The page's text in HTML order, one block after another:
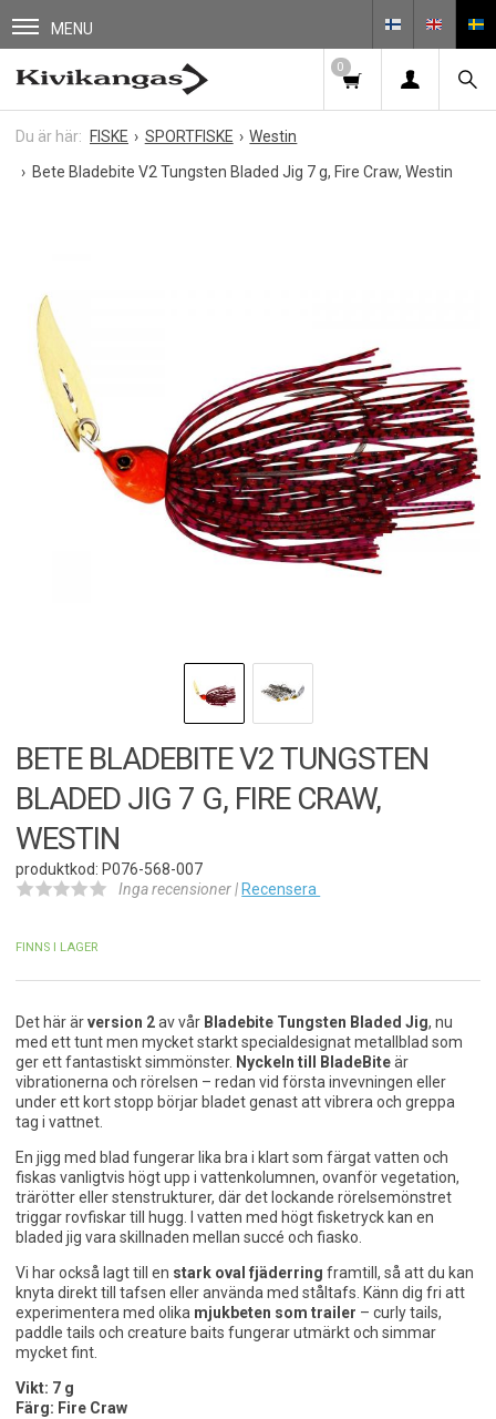
MENU
0
FISKE SPORTFISKE
Westin
Bete Bladebite V2 Tungsten Bladed Jig 7 g, Fire Craw, Westin
BETE BLADEBITE V2 TUNGSTEN
BLADED JIG 7 G, FIRE CRAW,
WESTIN
produktkod: P076-568-007
Inga recensioner | Recensera
FINNS I LAGER
Det här ärversion 2av vår Bladebite Tungsten Bladed Jig, nu
med ett tunt men mycket starkt specialdesignat metallblad som
ger ett fantastiskt simmönster. Nyckeln till BladeBiteär
vibrationerna och rörelsen – redan vid första invevningen eller
under ett kort stopp börjar bladet genast att vibrera och greppa
tag i vattnet.
En jigg med blad fungerar lika bra i klart som färgat vatten och
fiskas vanligtvis högt upp i vattenkolumnen, ovanför vegetation,
trärötter eller stenstrukturer, där det lockande rörelsemönstret
triggar rovfiskar till hugg. I vatten med högt fisketryck kan en
bladed jig vara skillnaden mellan succé och fiasko.
Vi har också lagt till en stark oval fjäderring framtill, så att du kan
knyta direkt till tafsen eller använda med ståltafs. Känn dig fri att
experimentera med olika mjukbeten som trailer – curly tails,
paddle tails och creature baits fungerar utmärkt och simmar
mycket fint.
Vikt: 7 g
Färg: Fire Craw